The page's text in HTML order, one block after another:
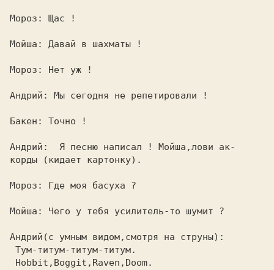
Мороз: Щас !
Мойша: Давай в шахматы !
Мороз: Нет уж !
Андрий: Мы сегодня не репетировали !
Бакен: Точно !
Андрий:  Я песню написал ! Мойша,лови ак-
корды (кидает картонку).
Мороз: Где моя басуха ?
Мойша: Чего у тебя усилитель-то шумит ?